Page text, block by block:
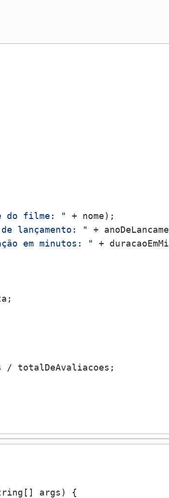
do filme: "
+ nome);
de lançamento: "
+
em minutos: "
+
/ totalDeAvaliacoes;
args )
{